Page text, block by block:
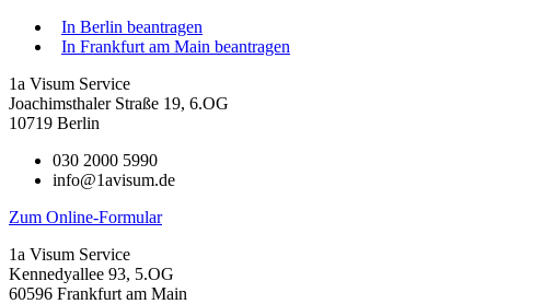
In Berlin beantragen
In Frankfurt am Main beantragen
1a Visum Service
Joachimsthaler Straße 19, 6.OG
10719 Berlin
030 2000 5990
info@1avisum.de
Zum Online-Formular
1a Visum Service
Kennedyallee 93, 5.OG
60596 Frankfurt am Main